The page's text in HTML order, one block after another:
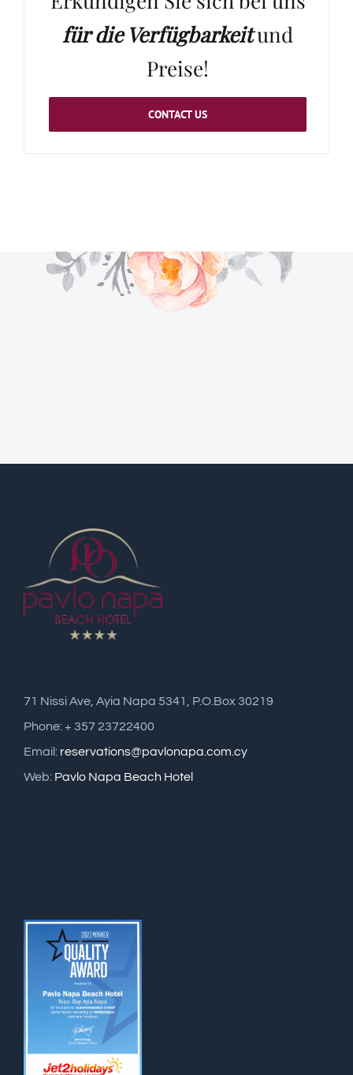
für die Verfügbarkeitund
Preise!
CONTACT US
71 Nissi Ave, Ayia Napa 5341, P.O.Box 30219
Phone: + 357 23722400
Email: reservations@pavlonapa.com.cy
Web: Pavlo Napa Beach Hotel